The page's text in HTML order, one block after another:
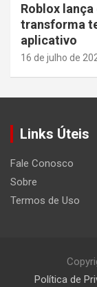
Roblox
transforma
aplicativo
16 de julho de
Links Úteis
Fale Conosco
Sobre
Termos de Uso
Política de